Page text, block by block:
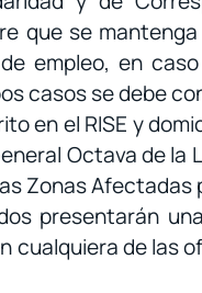
que se
empleo, en
casos se debe
en el RISE y
Octava de
Zonas Afectadas
presentarán
cualquiera de las